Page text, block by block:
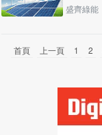
盛齊綠能
首頁 上一頁 1 2